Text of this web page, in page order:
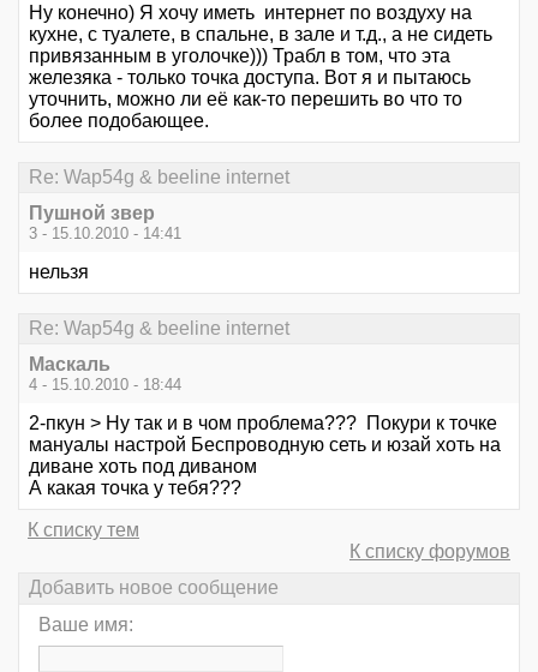
Ну конечно) Я хочу иметь интернет по воздуху на
кухне, с туалете, в спальне, в зале и т.д., а не сидеть
привязанным в уголочке))) Трабл в том, что эта
железяка - только точка доступа. Вот я и пытаюсь
уточнить, можно ли её как-то перешить во что то
более подобающее.
Re: Wap54g & beeline internet
Пушной звер
3 - 15.10.2010 - 14:41
нельзя
Re: Wap54g & beeline internet
Маскаль
4 - 15.10.2010 - 18:44
2-пкун > Ну так и в чом проблема??? Покури к точке
мануалы настрой Беспроводную сеть и юзай хоть на
диване хоть под диваном
А какая точка у тебя???
К списку тем
К списку форумов
Добавить новое сообщение
Ваше имя: